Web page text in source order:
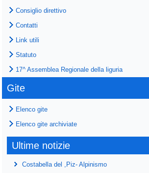
Consiglio direttivo
Contatti
Link utili
Statuto
17^ Assemblea Regionale della liguria
Gite
Elenco gite
Elenco gite archiviate
Ultime notizie
Costabella del ,Piz- Alpinismo